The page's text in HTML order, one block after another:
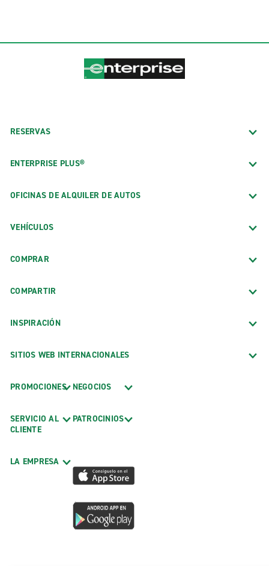
RESERVAS
ENTERPRISE PLUS®
OFICINAS DE ALQUILER DE AUTOS
VEHÍCULOS
COMPRAR
COMPARTIR
INSPIRACIÓN
SITIOS WEB INTERNACIONALES
PROMOCIONES
SERVICIO AL
CLIENTE
LA EMPRESA
NEGOCIOS
PATROCINIOS